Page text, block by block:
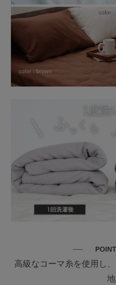
POINT
高級なコーマ糸を使用し
地